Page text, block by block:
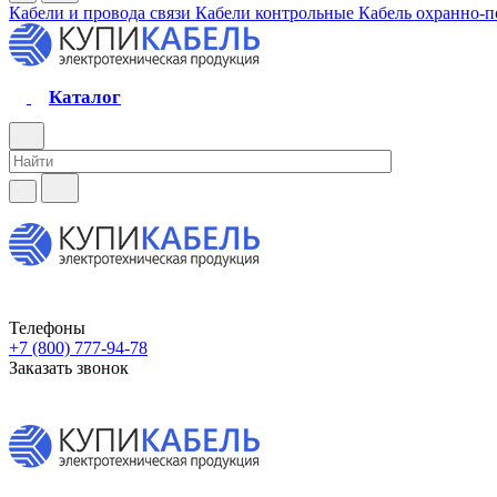
Кабели и провода связи Кабели контрольные Кабель охранно-
Каталог
Телефоны
+7 (800) 777-94-78
Заказать звонок